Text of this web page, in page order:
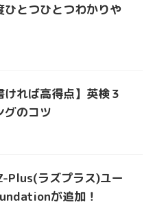
ひとつひとつわかりや
ければ高得点】英検３
グのコツ
Plus(ラズプラス)ユー
が追加！